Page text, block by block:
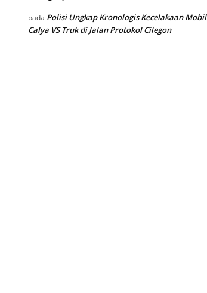
pada Polisi Ungkap Kronologis Kecelakaan Mobil
Calya VS Truk di Jalan Protokol Cilegon